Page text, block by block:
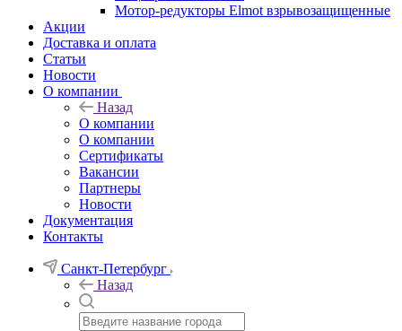
Мотор-редукторы Elmot взрывозащищенные
Акции
Доставка и оплата
Статьи
Новости
О компании
Назад
О компании
О компании
Сертификаты
Вакансии
Партнеры
Новости
Документация
Контакты
Санкт-Петербург
Назад